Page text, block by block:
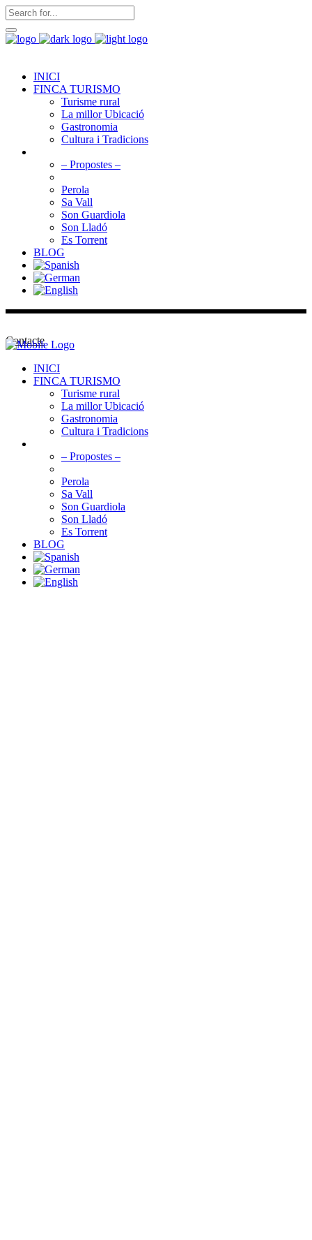
INICI
FINCA TURISMO
Turisme rural
La millor Ubicació
Gastronomia
Cultura i Tradicions
– Propostes –
Perola
Sa Vall
Son Guardiola
Son Lladó
Es Torrent
BLOG
Contacte
INICI
FINCA TURISMO
Turisme rural
La millor Ubicació
Gastronomia
Cultura i Tradicions
– Propostes –
Perola
Sa Vall
Son Guardiola
Son Lladó
Es Torrent
BLOG